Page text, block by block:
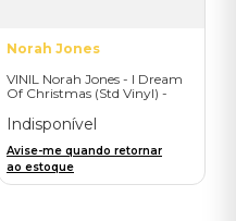
Norah Jones
VINIL Norah Jones - I Dream
Of Christmas (Std Vinyl) -
Indisponível
Avise-me quando retornar
ao estoque